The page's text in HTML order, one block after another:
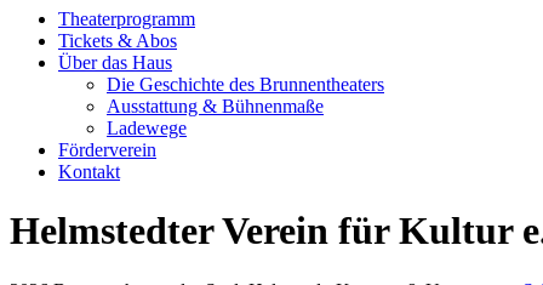
Theaterprogramm
Tickets & Abos
Über das Haus
Die Geschichte des Brunnentheaters
Ausstattung & Bühnenmaße
Ladewege
Förderverein
Kontakt
Helmstedter Verein für Kultur